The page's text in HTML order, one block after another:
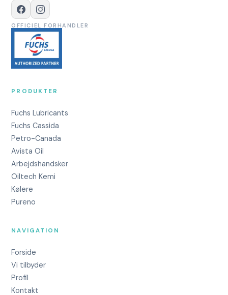
OFFICIEL FORHANDLER
PRODUKTER
Fuchs Lubricants
Fuchs Cassida
Petro-Canada
Avista Oil
Arbejdshandsker
Oiltech Kemi
Kølere
Pureno
NAVIGATION
Forside
Vi tilbyder
Profil
Kontakt